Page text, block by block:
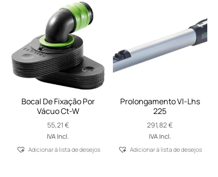
Bocal De Fixação Por
Vácuo Ct-W
55,21 €
IVA Incl.
Adicionar á lista de desejos
Prolongamento Vl-Lhs
225
291,82€
IVA Incl.
Adicionar á lista de desejos